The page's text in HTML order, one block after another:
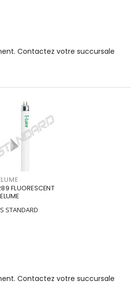
Contactez votre succursale
FLUORESCENT
STANDARD
Contactez votre succursale